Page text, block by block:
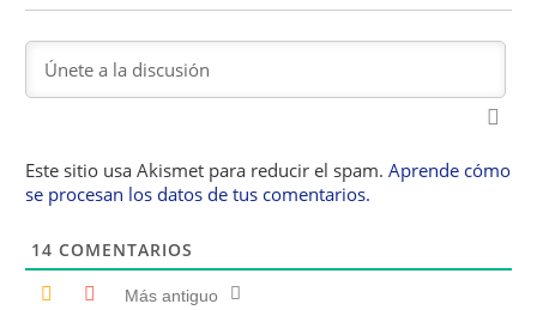
Este sitio usa Akismet para reducir el spam. Aprende cómo
se procesan los datos de tus comentarios.
14 COMENTARIOS
Más antiguo